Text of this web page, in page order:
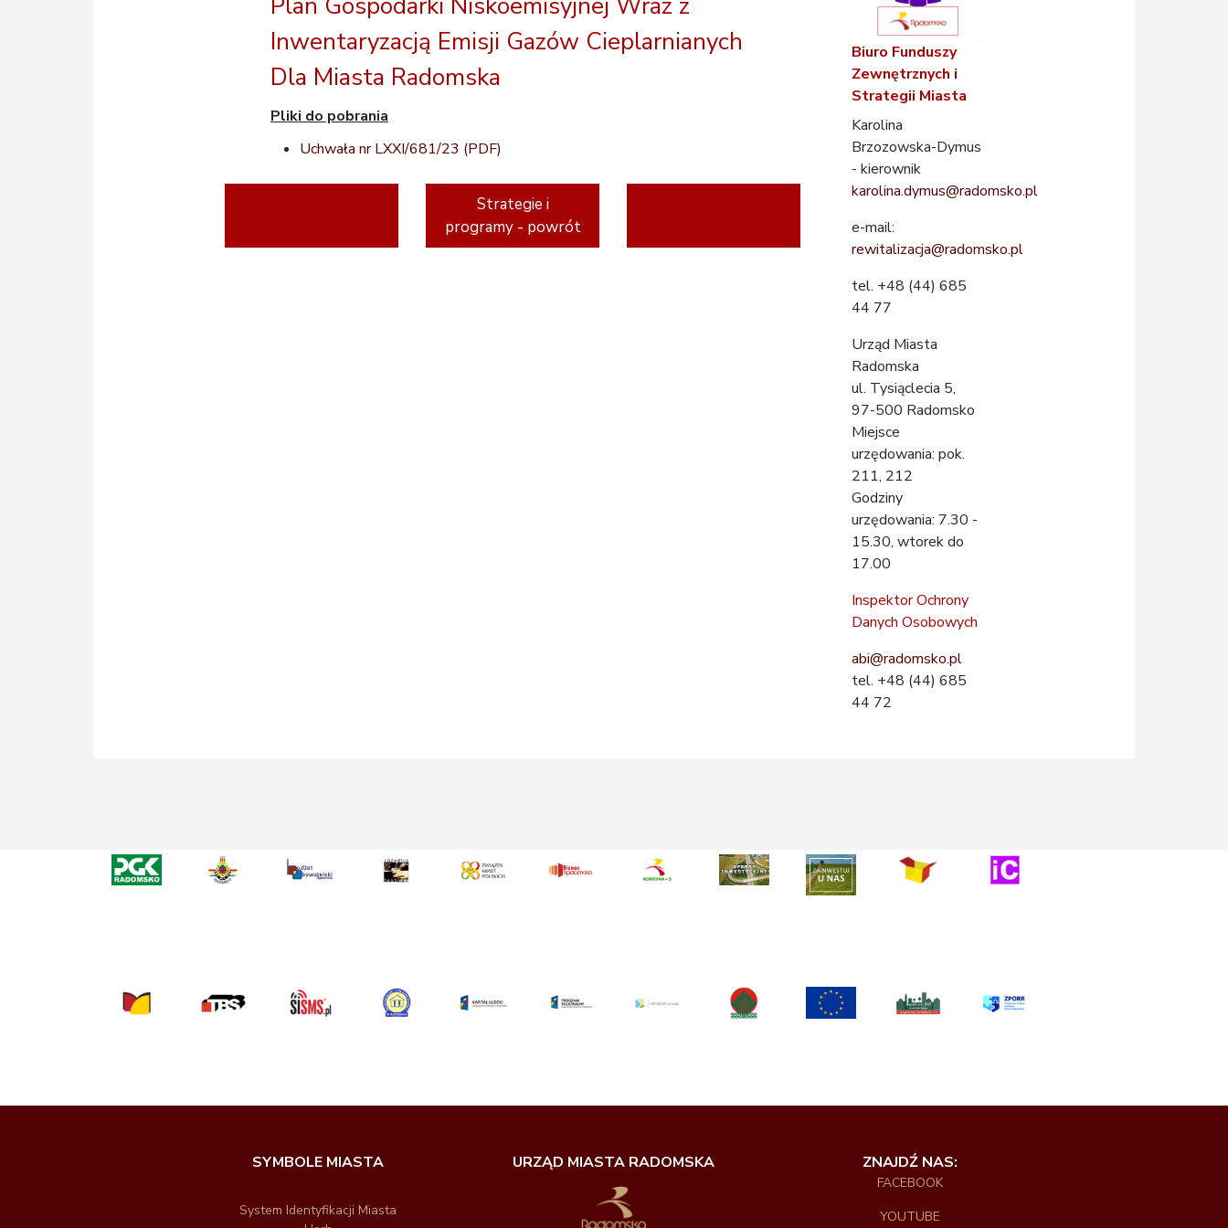
Inwentaryzacją Emisji Gazów Cieplarnianych
Dla Miasta Radomska
Pliki do pobrania
Uchwała nr LXXI/681/23 (PDF)
Strategie i
programy - powrót
Biuro Funduszy
Zewnętrznych i
Strategii Miasta
Karolina
Brzozowska-Dymus
- kierownik
karolina.dymus@radomsko.pl
e-mail:
rewitalizacja@radomsko.pl
tel. +48 (44) 685
44 77
Urząd Miasta
Radomska
ul. Tysiąclecia 5,
97-500 Radomsko
Miejsce
urzędowania: pok.
211, 212
Godziny
urzędowania: 7.30 -
15.30, wtorek do
17.00
Inspektor Ochrony
Danych Osobowych
abi@radomsko.pl
tel. +48 (44) 685
44 72
SYMBOLE MIASTA
System Identyfikacji Miasta
URZĄD MIASTA RADOMSKA ZNAJDŹ NAS:
FACEBOOK
YOUTUBE